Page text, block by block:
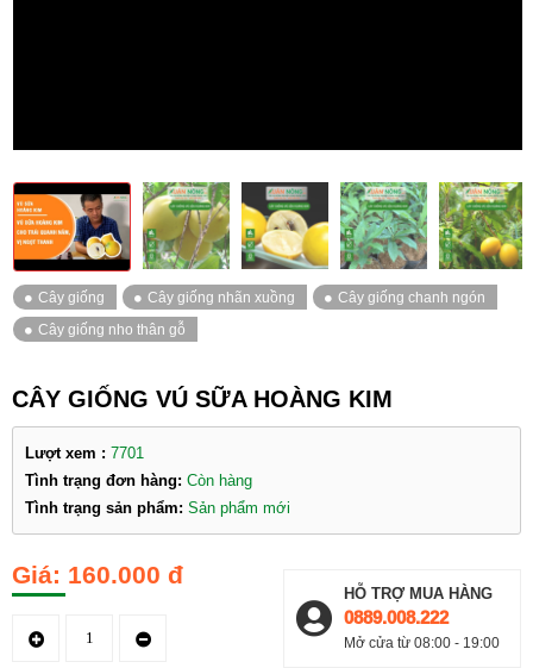
CÂY GIỐNG VÚ SỮA HOÀNG KIM
Lượt xem : 7701
Tình trạng đơn hàng: Còn hàng
Tình trạng sản phẩm: Sản phẩm mới
160.000 đ
HỖ TRỢ MUA HÀNG
0889.008.222
Mở cửa từ 08:00 - 19:00